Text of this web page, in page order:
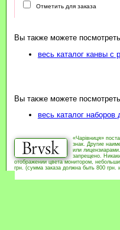
Отметить для заказа
Вы также можете
весь каталог канвы с
Вы также можете
весь каталог
«Чарівниця»
знак. Другие
или
запрещено.
отображении цвета монитором,
грн. (сумма заказа должна быть 800